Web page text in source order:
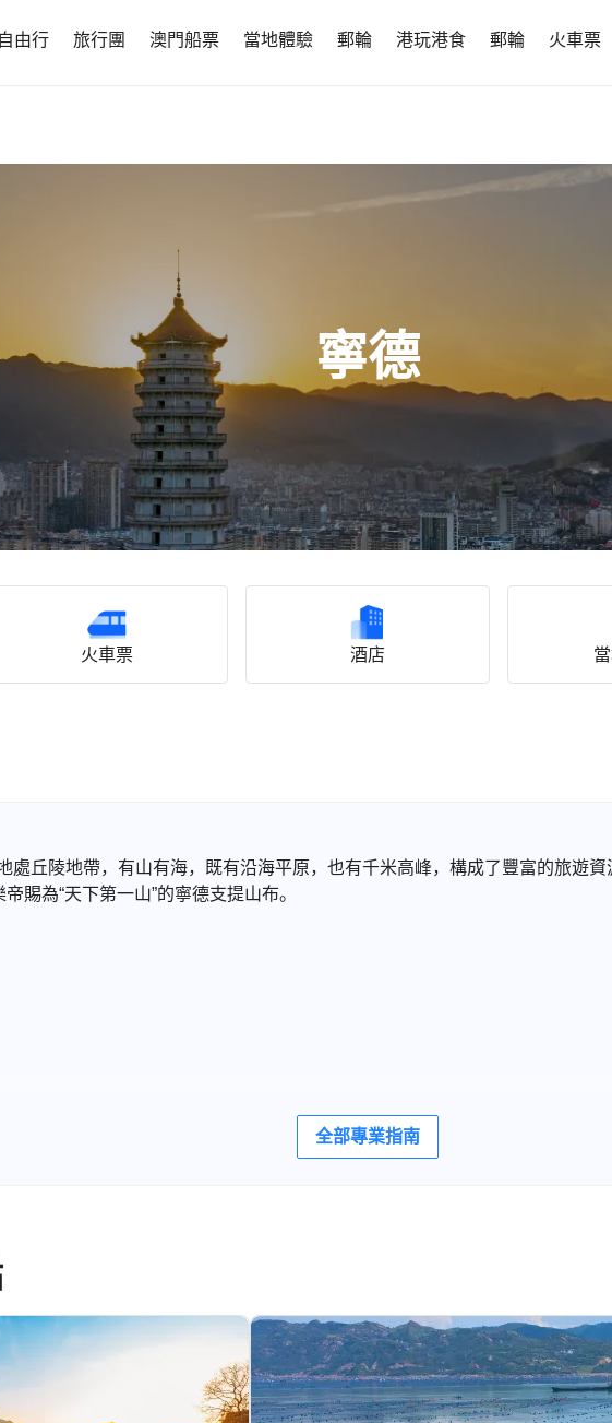
自由行 旅行團 澳門船票 當地體驗 郵輪 港玩港食 郵輪 火車票
寧德
火車票 酒店
處丘陵地帶，有山有海，既有沿海平原，也有千米高峰，構成了豐富的旅遊
賜為“天下第一山”的寧德支提山布。
全部專業指南